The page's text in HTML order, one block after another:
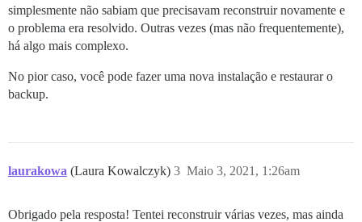
simplesmente não sabiam que precisavam reconstruir novamente e
o problema era resolvido. Outras vezes (mas não frequentemente),
há algo mais complexo.
No pior caso, você pode fazer uma nova instalação e restaurar o
backup.
laurakowa (Laura Kowalczyk) Maio 3, 2021, 1:26am
3
Obrigado pela resposta! Tentei reconstruir várias vezes, mas ainda